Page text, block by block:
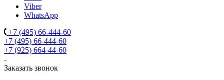
Viber
WhatsApp
+7 (495) 66-444-60
+7 (495) 66-444-60
+7 (925) 664-44-60
Заказать звонок